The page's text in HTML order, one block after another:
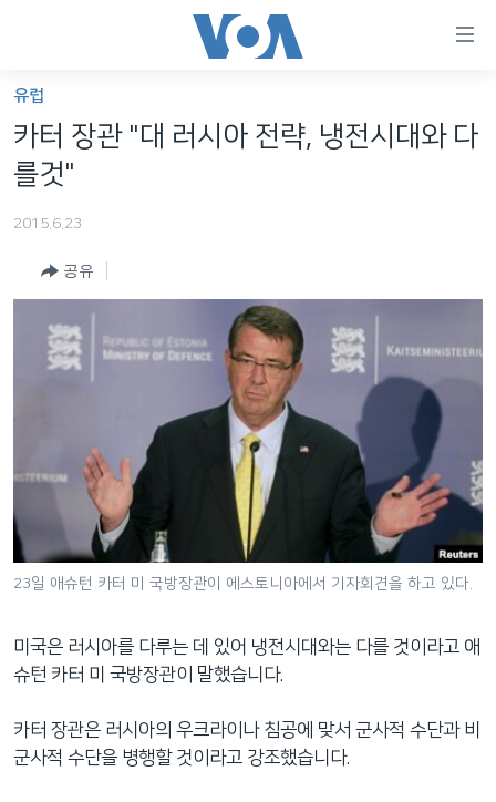
가
능
링
인
네
으
로
동
검
세계
프로그램
주파수 안내
FOLLOW US
유럽
카터 장관 "대 러시아 전략, 냉전시대와 다
를것"
2015.6.23
공유
23일 애슈턴 카터 미 국방장관이 에스토니아에서 기자회견을 하고 있다.
미국은 러시아를 다루는 데 있어 냉전시대와는 다를 것이라고 애
슈턴 카터 미 국방장관이 말했습니다.
카터 장관은 러시아의 우크라이나 침공에 맞서 군사적 수단과 비
군사적 수단을 병행할 것이라고 강조했습니다.